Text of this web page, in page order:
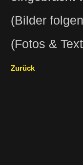
(Bilder
(Fotos &
Zurück